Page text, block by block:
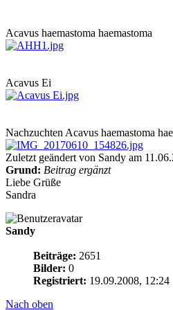
Acavus haemastoma haemastoma
Acavus Ei
Nachzuchten Acavus haemastoma
Zuletzt geändert von Sandy am
Grund: Beitrag ergänzt
Liebe Grüße
Sandra
Sandy
Beiträge: 2651
Bilder: 0
Registriert: 19.09.2008, 12:24
Nach oben